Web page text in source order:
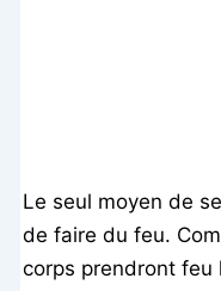
Le seul moyen de
de faire du feu.
corps prendront feu